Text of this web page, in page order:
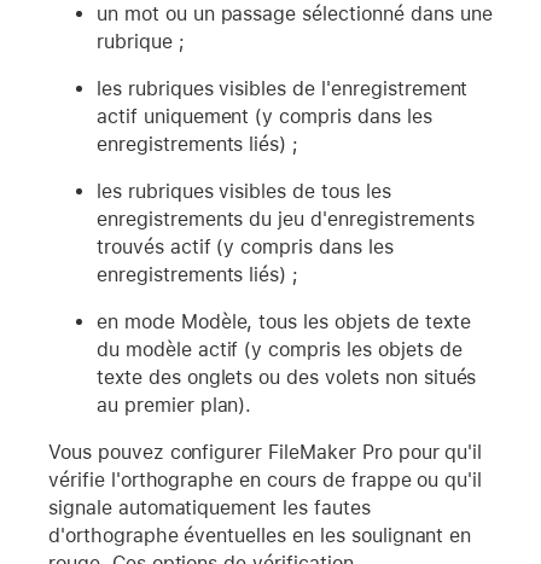
un mot ou un passage sélectionné dans une
rubrique ;
les rubriques visibles de l'enregistrement
actif uniquement (y compris dans les
enregistrements liés) ;
les rubriques visibles de tous les
enregistrements du jeu d'enregistrements
trouvés actif (y compris dans les
enregistrements liés) ;
en mode Modèle, tous les objets de texte
du modèle actif (y compris les objets de
texte des onglets ou des volets non situés
au premier plan).
Vous pouvez configurer FileMaker Pro pour qu'il
vérifie l'orthographe en cours de frappe ou qu'il
signale automatiquement les fautes
d'orthographe éventuelles en les soulignant en